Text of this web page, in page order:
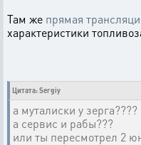
Там же прямая
характеристики
Цитата: Sergiy
а муталиски у зерга????
а сервис и рабы???
или ты пересмотрел 2